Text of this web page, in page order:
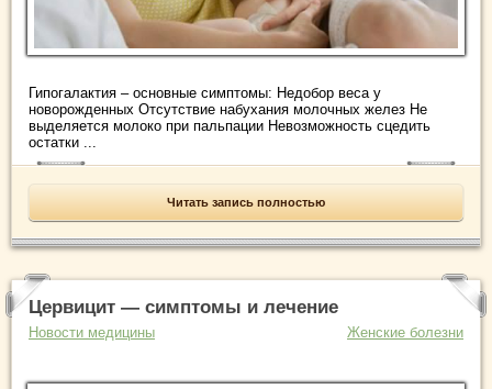
Гипогалактия – основные симптомы: Недобор веса у
новорожденных Отсутствие набухания молочных желез Не
выделяется молоко при пальпации Невозможность сцедить
остатки ...
Читать запись полностью
Цервицит — симптомы и лечение
Новости медицины Женские болезни